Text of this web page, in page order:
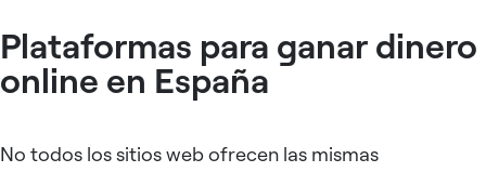
Plataformas para ganar dinero
online en España
No todos los sitios web ofrecen las mismas